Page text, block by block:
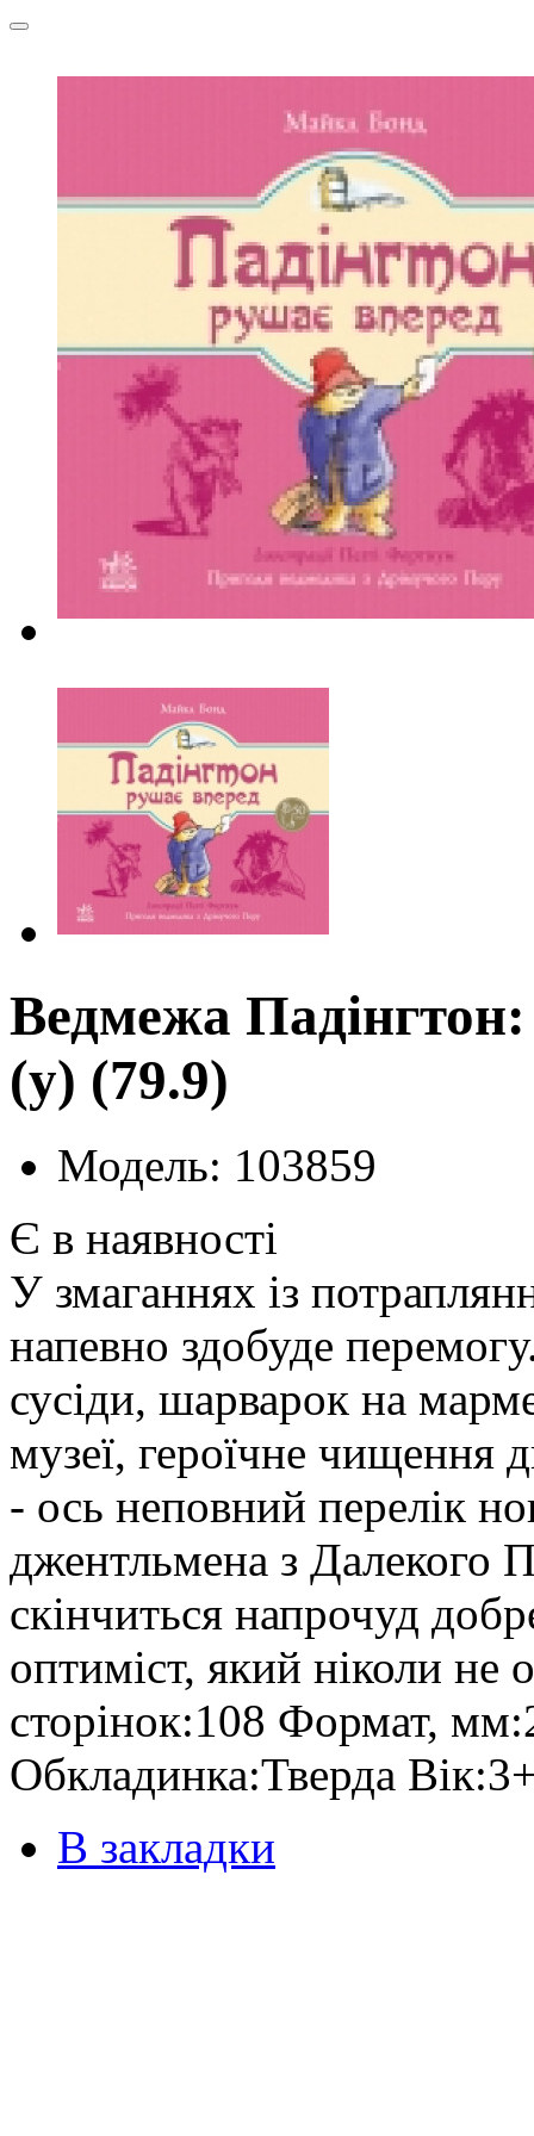
Ведмежа
(у) (79.9)
Модель: 103859
Є в наявності
У змаганнях із
напевно здобуде
сусіди, шарварок на
музеї, героїчне чищення
- ось неповний перелік
джентльмена з Далекого
скінчиться напрочуд
оптиміст, який ніколи не
сторінок:108 Формат,
Обкладинка:Тверда
В закладки